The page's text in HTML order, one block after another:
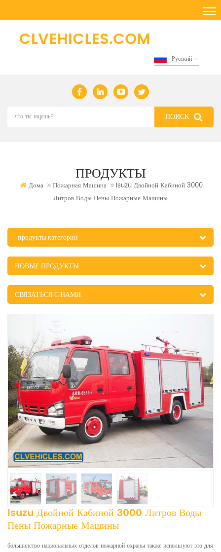
Русский
ПРОДУКТЫ
Дома Пожарная Машина
Isuzu Двойной Кабиной 3000
Литров Воды Пены Пожарные Машины
продукты категории
НОВЫЕ ПРОДУКТЫ
СВЯЗАТЬСЯ С НАМИ
Isuzu Двойной Кабиной 3000 Литров Воды
Пены Пожарные Машины
большинство национальных отделов пожарной охраны также используют это для